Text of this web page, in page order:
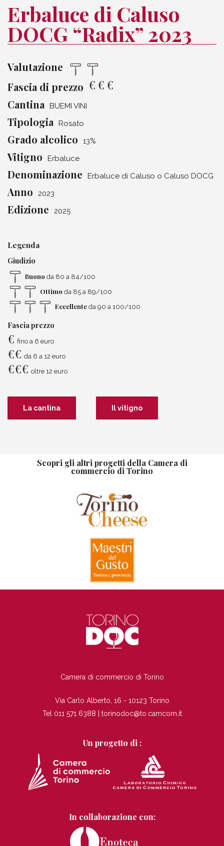
Erbaluce di Caluso
DOCG “Radix” 2023
Valutazione
Fascia di prezzo €€€
Cantina BUEMI VINI
Tipologia Rosato
Grado alcolico 13%
Vitigno Erbaluce
Denominazione Erbaluce di Caluso o Caluso DOCG
Anno 2023
Edizione 2025
Legenda
Giudizio
Buono da 80 a 84/100
Ottimo da 85 a 89/100
Eccellente da 90 a 100/100
Fascia prezzo
€ fino a 6 euro
€€ da 6 a 12 euro
€€€ oltre 12 euro
La cantina Il vitigno
Scopri gli altri progetti della Camera di
commercio di Torino
Camera di commercio di Torino
Via Carlo Alberto, 16 - 10123 Torino
Tel 011 571 6388 | torinodoc@to.camcom.it
Un progetto di :
In collaborazione con: